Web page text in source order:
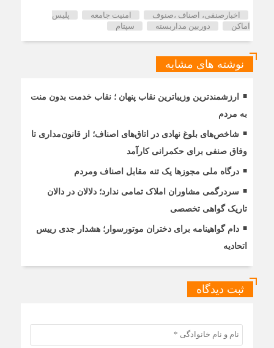
اخبارصنفی، اصناف ،صنوف امنیت جامعه
پلیس
اماکن
دوربین مداربسته سپتام
نوشته های مشابه
ارزشمندترین وزیباترین نقاب پنهان ؛ نقاب خدمت بدون منت
به مردم
شاخص‌های بلوغ نهادی در اتاق‌های اصناف؛ از قانون‌مداری تا
وفاق صنفی برای حکمرانی کارآمد
درگاه ملی مجوزها یک تنه مقابل اصناف ومردم
سردرگمی مشاوران املاک تمامی ندارد؛ دلالان در دالان
تاریک گواهی تخصصی
دام گواهینامه برای دختران موتورسوار؛ هشدار جدی رییس
اتحادیه
ثبت دیدگاه